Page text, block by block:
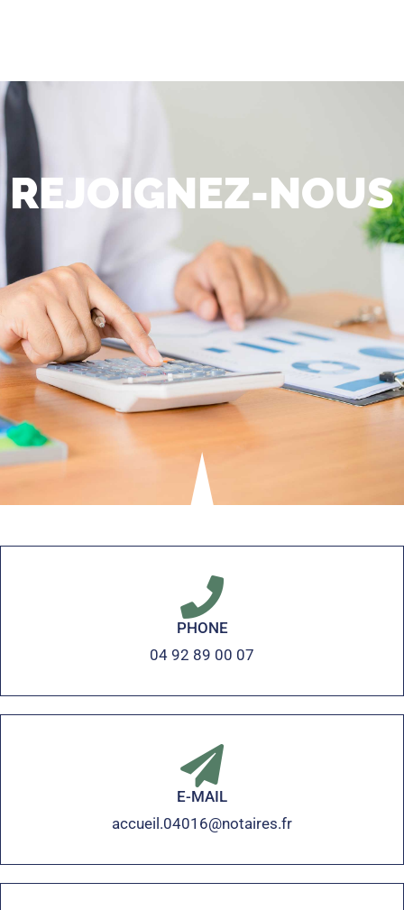
REJOIGNEZ-NOUS
PHONE
04 92 89 00 07
E-MAIL
accueil.04016@notaires.fr